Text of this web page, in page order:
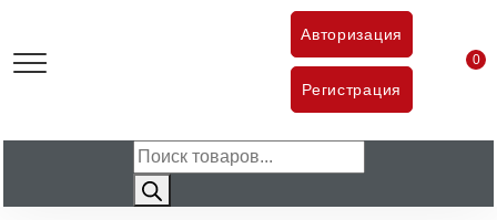
Авторизация
Регистрация
0
Поиск
товаров